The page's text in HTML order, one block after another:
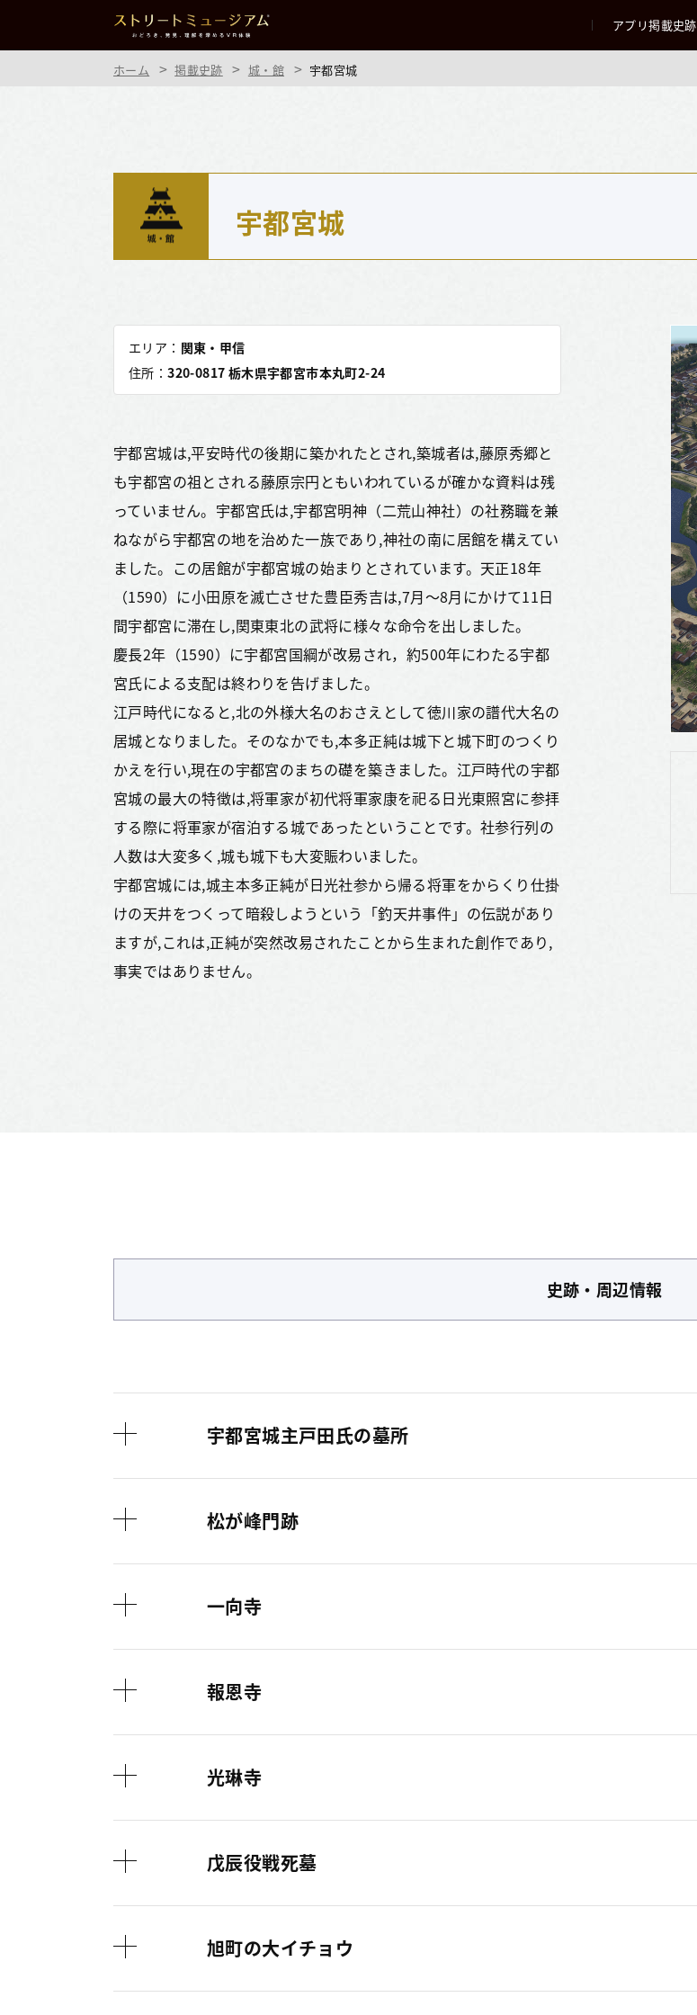
アプリ掲載史跡
ホーム 掲載史跡 城・館 宇都宮城
宇都宮城
エリア： 関東・甲信
住所：320-0817 栃木県宇都宮市本丸町2-24
宇都宮城は,平安時代の後期に築かれたとされ,築城者は,藤原秀郷と
も宇都宮の祖とされる藤原宗円ともいわれているが確かな資料は残
っていません。宇都宮氏は,宇都宮明神（二荒山神社）の社務職を兼
ねながら宇都宮の地を治めた一族であり,神社の南に居館を構えてい
ました。この居館が宇都宮城の始まりとされています。天正18年
（1590）に小田原を滅亡させた豊臣秀吉は,7月～8月にかけて11日
間宇都宮に滞在し,関東東北の武将に様々な命令を出しました。
慶長2年（1590）に宇都宮国綱が改易され，約500年にわたる宇都
宮氏による支配は終わりを告げました。
江戸時代になると,北の外様大名のおさえとして徳川家の譜代大名の
居城となりました。そのなかでも,本多正純は城下と城下町のつくり
かえを行い,現在の宇都宮のまちの礎を築きました。江戸時代の宇都
宮城の最大の特徴は,将軍家が初代将軍家康を祀る日光東照宮に参拝
する際に将軍家が宿泊する城であったということです。社参行列の
人数は大変多く,城も城下も大変賑わいました。
宇都宮城には,城主本多正純が日光社参から帰る将軍をからくり仕掛
けの天井をつくって暗殺しようという「釣天井事件」の伝説があり
ますが,これは,正純が突然改易されたことから生まれた創作であり,
事実ではありません。
史跡・周辺情報
宇都宮城主戸田氏の墓所
松が峰門跡
一向寺
報恩寺
光琳寺
戊辰役戦死墓
旭町の大イチョウ